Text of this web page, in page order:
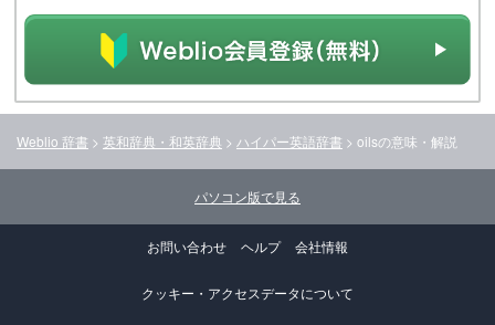
Weblio 辞書 > 英和辞典・和英辞典 > ハイパー英語辞書 > oilsの意味・解説
パソコン版で見る
お問い合わせ ヘルプ 会社情報
クッキー・アクセスデータについて